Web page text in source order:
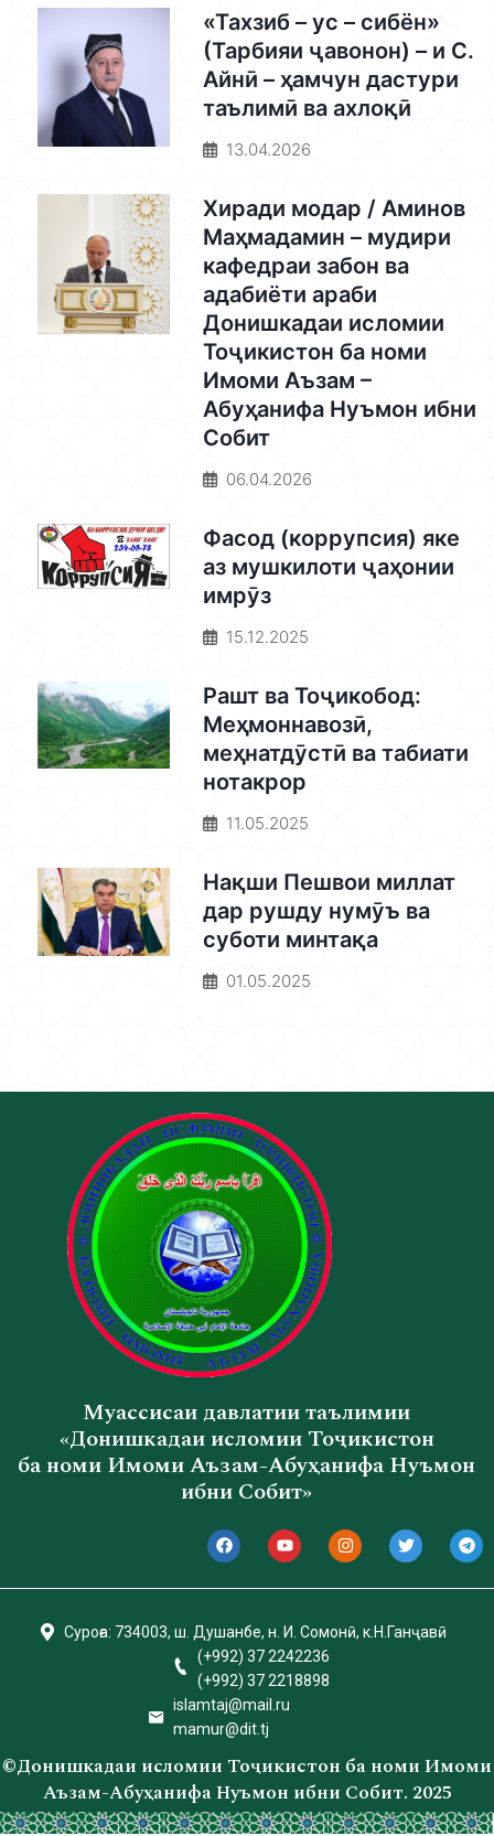
«Тахзиб – ус – сибён»
(Тарбияи ҷавонон) – и С.
Айнӣ – ҳамчун дастури
таълимӣ ва ахлоқӣ
13.04.2026
Хиради модар / Аминов
Маҳмадамин – мудири
кафедраи забон ва
адабиёти араби
Донишкадаи исломии
Тоҷикистон ба номи
Имоми Аъзам –
Абуҳанифа Нуъмон ибни
Собит
06.04.2026
Фасод (коррупсия) яке
аз мушкилоти ҷаҳонии
имрӯз
15.12.2025
Рашт ва Тоҷикобод:
Меҳмоннавозӣ,
меҳнатдӯстӣ ва табиати
нотакрор
11.05.2025
Нақши Пешвои миллат
дар рушду нумӯъ ва
суботи минтақа
01.05.2025
Муассисаи давлатии таълимии
«Донишкадаи исломии Тоҷикистон
ба номи Имоми Аъзам-Абуҳанифа Нуъмон
ибни Собит»
Суроға: 734003, ш. Душанбе, н. И. Сомонӣ, к.Н.Ганҷавӣ
(+992) 37 2242236
(+992) 37 2218898
islamtаj@mail.ru
mamur@dit.tj
©Донишкадаи исломии Тоҷикистон ба номи Имоми
Аъзам-Абуҳанифа Нуъмон ибни Собит. 2025